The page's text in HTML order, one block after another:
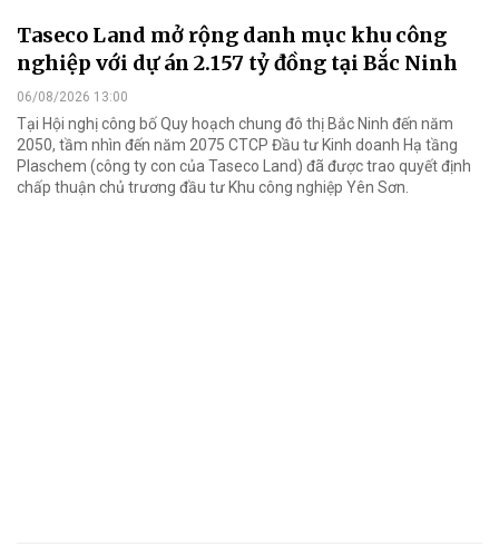
Taseco Land mở rộng danh mục khu công
nghiệp với dự án 2.157 tỷ đồng tại Bắc Ninh
06/08/2026 13:00
Tại Hội nghị công bố Quy hoạch chung đô thị Bắc Ninh đến năm
2050, tầm nhìn đến năm 2075 CTCP Đầu tư Kinh doanh Hạ tầng
Plaschem (công ty con của Taseco Land) đã được trao quyết định
chấp thuận chủ trương đầu tư Khu công nghiệp Yên Sơn.